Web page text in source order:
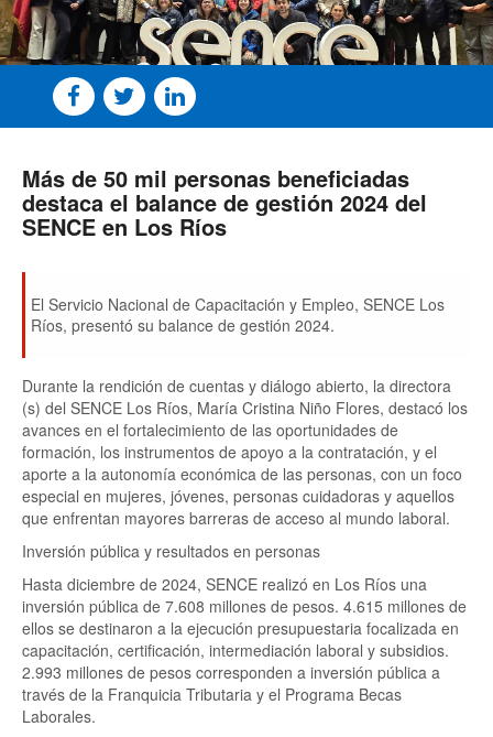
Más de 50 mil personas beneficiadas
destaca el balance de gestión 2024 del
SENCE en Los Ríos
El Servicio Nacional de Capacitación y Empleo, SENCE Los
Ríos, presentó su balance de gestión 2024.
Durante la rendición de cuentas y diálogo abierto, la directora
(s) del SENCE Los Ríos, María Cristina Niño Flores, destacó los
avances en el fortalecimiento de las oportunidades de
formación, los instrumentos de apoyo a la contratación, y el
aporte a la autonomía económica de las personas, con un foco
especial en mujeres, jóvenes, personas cuidadoras y aquellos
que enfrentan mayores barreras de acceso al mundo laboral.
Inversión pública y resultados en personas
Hasta diciembre de 2024, SENCE realizó en Los Ríos una
inversión pública de 7.608 millones de pesos. 4.615 millones de
ellos se destinaron a la ejecución presupuestaria focalizada en
capacitación, certificación, intermediación laboral y subsidios.
2.993 millones de pesos corresponden a inversión pública a
través de la Franquicia Tributaria y el Programa Becas
Laborales.